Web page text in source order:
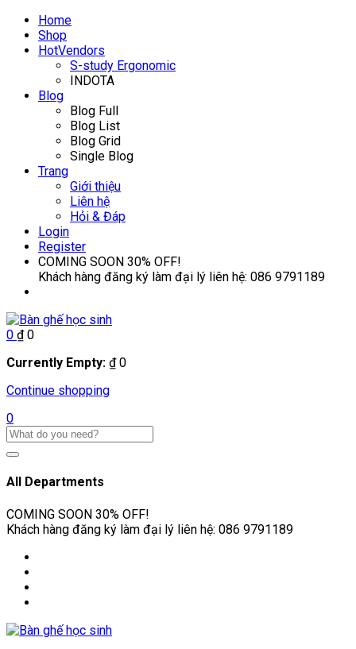
Home
Shop
HotVendors
S-study Ergonomic
INDOTA
Blog
Blog Full
Blog List
Blog Grid
Single Blog
Trang
Giới thiệu
Liên hệ
Hỏi & Đáp
Login
Register
COMING SOON 30% OFF!
Khách hàng đăng ký làm đại lý liên hệ: 086 9791189
0 ₫0
Currently Empty: ₫0
Continue shopping
0
All Departments
COMING SOON 30% OFF!
Khách hàng đăng ký làm đại lý liên hệ: 086 9791189